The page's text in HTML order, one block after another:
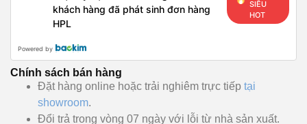
khách hàng đã phát sinh đơn hàng
HPL
SIÊU
HOT
Powered by
Chính sách bán hàng
Đặt hàng online hoặc trải nghiêm trực tiếp tại
showroom.
Đổi trả trong vòng 07 ngày với lỗi từ nhà sản xuất.